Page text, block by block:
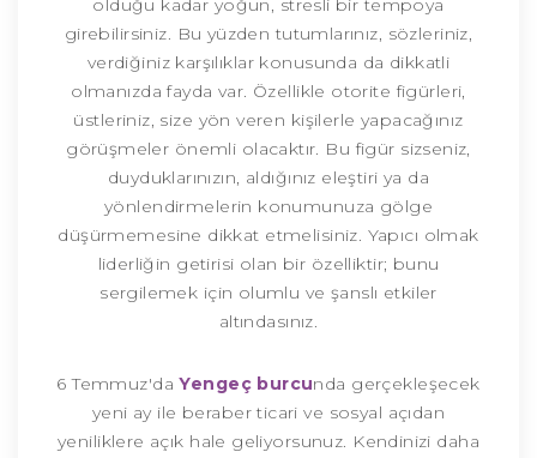
olduğu kadar yoğun, stresli bir tempoya
girebilirsiniz. Bu yüzden tutumlarınız, sözleriniz,
verdiğiniz karşılıklar konusunda da dikkatli
olmanızda fayda var. Özellikle otorite figürleri,
üstleriniz, size yön veren kişilerle yapacağınız
görüşmeler önemli olacaktır. Bu figür sizseniz,
duyduklarınızın, aldığınız eleştiri ya da
yönlendirmelerin konumunuza gölge
düşürmemesine dikkat etmelisiniz. Yapıcı olmak
liderliğin getirisi olan bir özelliktir; bunu
sergilemek için olumlu ve şanslı etkiler
altındasınız.
6 Temmuz'daYengeç burcunda gerçekleşecek
yeni ay ile beraber ticari ve sosyal açıdan
yeniliklere açık hale geliyorsunuz. Kendinizi daha